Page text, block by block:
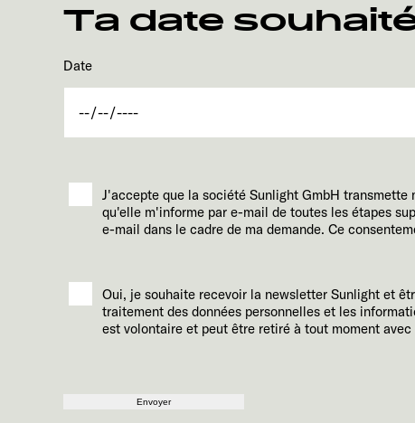
Ta date
Date
J'accepte que la société Sunlight GmbH
qu'elle m'informe par e-mail de toutes les étapes
e-mail dans le cadre de ma demande. Ce
Oui, je souhaite recevoir la newsletter Sunlight et
traitement des données personnelles et les
est volontaire et peut être retiré à tout moment avec
Envoyer